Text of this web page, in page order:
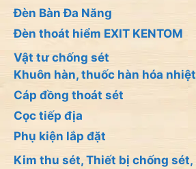
Đèn Bàn Đa Năng
Đèn thoát hiểm EXIT KENTOM
Vật tư chống sét
Khuôn hàn, thuốc hàn hóa nhiệt
Cáp đồng thoát sét
Cọc tiếp địa
Phụ kiện lắp đặt
Kim thu sét, Thiết bị chống sét,